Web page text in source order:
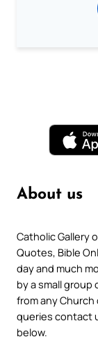
About us
Catholic Gallery
Quotes, Bible
day and much
by a small
from any Church
queries contact
below.